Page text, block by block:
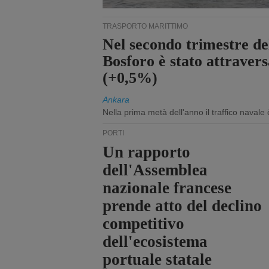
TRASPORTO MARITTIMO
Nel secondo trimestre
Bosforo è stato
(+0,5%)
Ankara
Nella prima metà dell'anno il traffico navale
PORTI
Un rapporto
dell'Assemblea
nazionale francese
prende atto del declino
competitivo
dell'ecosistema
portuale statale